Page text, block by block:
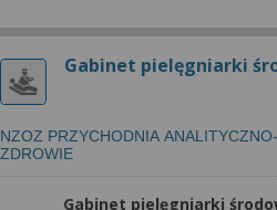
Gabinet pielęgniarki
NZOZ PRZYCHODNIA
ZDROWIE
Gabinet pielęgniarki